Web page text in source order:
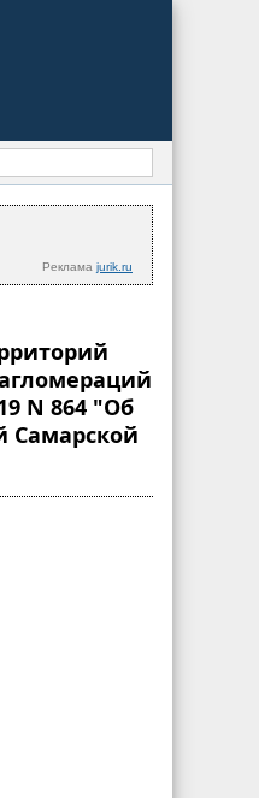
Реклама jurik.ru
N 864 "Об
Самарской